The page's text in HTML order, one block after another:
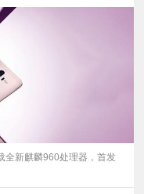
全新麒麟960处理器，首发